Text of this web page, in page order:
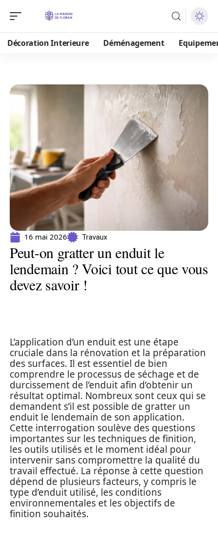
Décoration Interieure Déménagement
16 mai 2026 Travaux
Peut-on gratter un enduit le
lendemain ? Voici tout ce que vous
devez savoir !
L’application d’un enduit est une étape
cruciale dans la rénovation et la préparation
des surfaces. Il est essentiel de bien
comprendre le processus de séchage et de
durcissement de l’enduit afin d’obtenir un
résultat optimal. Nombreux sont ceux qui se
demandent s’il est possible de gratter un
enduit le lendemain de son application.
Cette interrogation soulève des questions
importantes sur les techniques de finition,
les outils utilisés et le moment idéal pour
intervenir sans compromettre la qualité du
travail effectué. La réponse à cette question
dépend de plusieurs facteurs, y compris le
type d’enduit utilisé, les conditions
environnementales et les objectifs de
finition souhaités.